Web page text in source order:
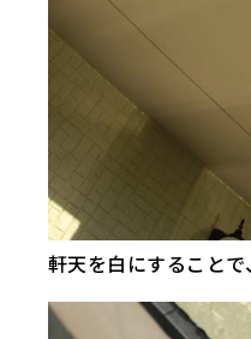
軒天を白にすること